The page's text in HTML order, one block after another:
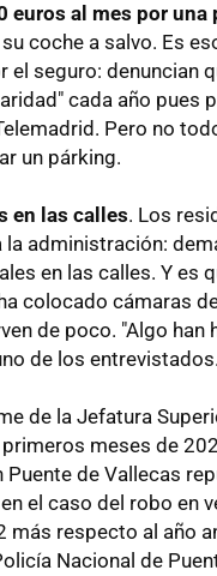
euros al mes por una
coche a salvo. Es
el seguro: denuncian
cada año pues
Pero no
un párking.
en las calles. Los
administración:
en las calles. Y es
colocado cámaras
de poco. "Algo han
de los entrevistados.
de la Jefatura
meses de
Puente de Vallecas
el caso del robo en
más respecto al año
Nacional de